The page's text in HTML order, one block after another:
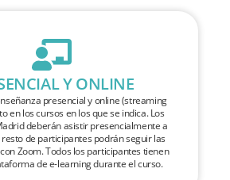
Y ONLINE
presencial y online (streaming
en los cursos en los que se indica. Los
deberán asistir presencialmente a
resto de participantes podrán seguir las
Zoom. Todos los participantes tienen
de e-learning durante el curso.